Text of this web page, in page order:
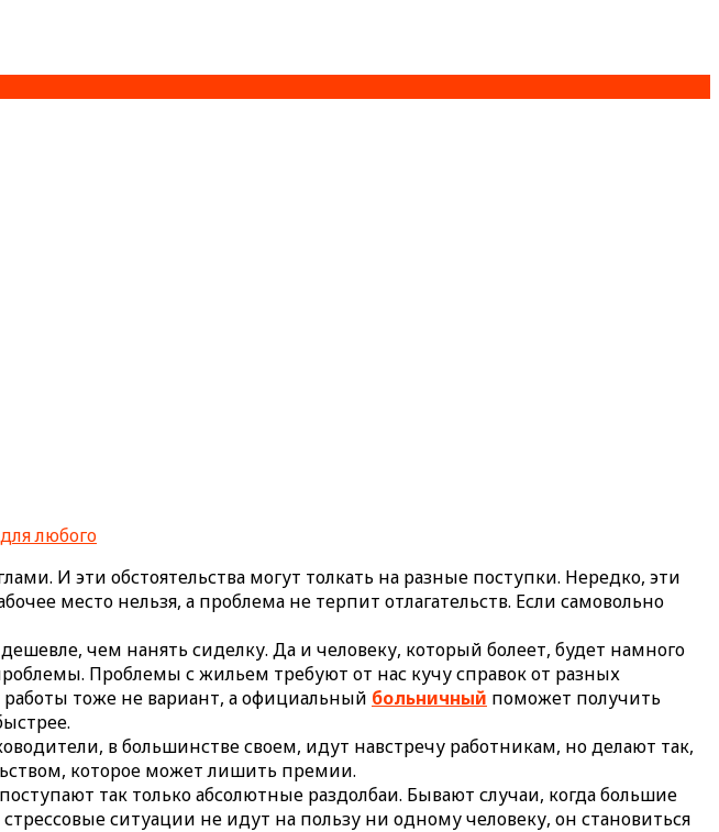
И эти обстоятельства могут толкать на разные поступки. Нередко, эти
место нельзя, а проблема не терпит отлагательств. Если самовольно
чем нанять сиделку. Да и человеку, который болеет, будет намного
Проблемы с жильем требуют от нас кучу справок от разных
тоже не вариант, а официальный больничный поможет получить
в большинстве своем, идут навстречу работникам, но делают так,
которое может лишить премии.
так только абсолютные раздолбаи. Бывают случаи, когда большие
ситуации не идут на пользу ни одному человеку, он становиться